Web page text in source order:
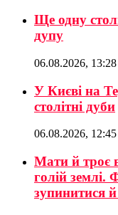
Ще одну
дупу
06.08.2026, 13:28
У Києві на
столітні дуби
06.08.2026, 12:45
Мати й троє
голій землі.
зупинитися